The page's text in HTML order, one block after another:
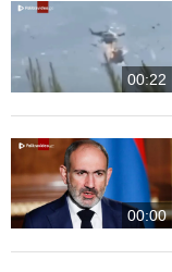
00:22
00:00